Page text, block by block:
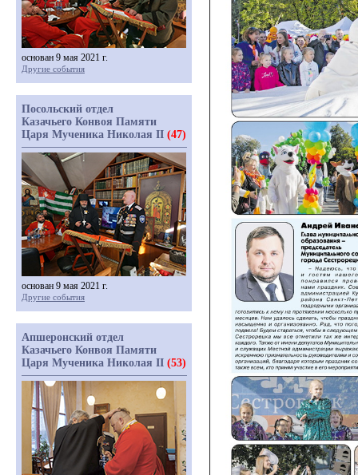
основан 9 мая 2021 г.
Другие события
Посольский отдел
Казачьего Конвоя Памяти
Царя Мученика Николая II (47)
основан 9 мая 2021 г.
Другие события
Апшеронский отдел
Казачьего Конвоя Памяти
Царя Мученика Николая II (53)